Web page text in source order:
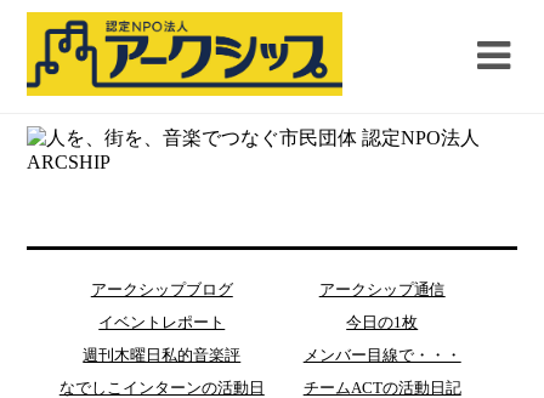
アークシップブログ
アークシップ通信
イベントレポート
今日の1枚
週刊木曜日私的音楽評
メンバー目線で・・・
なでしこインターンの活動日
チームACTの活動日記